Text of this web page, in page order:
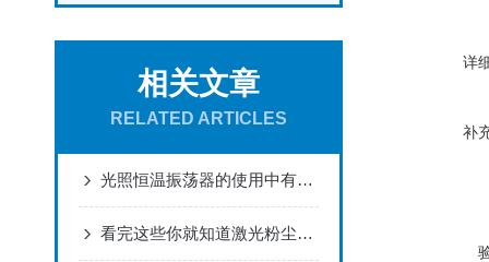
相关文章
RELATED ARTICLES
光照恒温振荡器的使用中有哪些注意事项
看完这些你就知道激光粉尘仪的使用场合了
详
补